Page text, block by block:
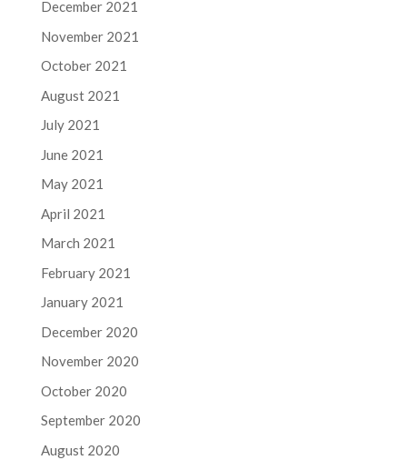
December 2021
November 2021
October 2021
August 2021
July 2021
June 2021
May 2021
April 2021
March 2021
February 2021
January 2021
December 2020
November 2020
October 2020
September 2020
August 2020